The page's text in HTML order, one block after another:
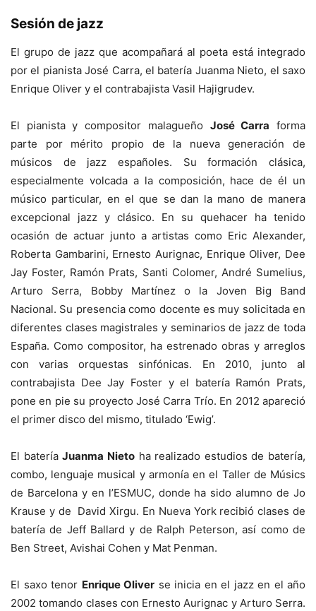
Sesión de jazz
El grupo de jazz que acompañará al poeta está integrado
por el pianista José Carra, el batería Juanma Nieto, el saxo
Enrique Oliver y el contrabajista Vasil Hajigrudev.
El pianista y compositor malagueño José Carra forma
parte por mérito propio de la nueva generación de
músicos de jazz españoles. Su formación clásica,
especialmente volcada a la composición, hace de él un
músico particular, en el que se dan la mano de manera
excepcional jazz y clásico. En su quehacer ha tenido
ocasión de actuar junto a artistas como Eric Alexander,
Roberta Gambarini, Ernesto Aurignac, Enrique Oliver, Dee
Jay Foster, Ramón Prats, Santi Colomer, André Sumelius,
Arturo Serra, Bobby Martínez o la Joven Big Band
Nacional. Su presencia como docente es muy solicitada en
diferentes clases magistrales y seminarios de jazz de toda
España. Como compositor, ha estrenado obras y arreglos
con varias orquestas sinfónicas. En 2010, junto al
contrabajista Dee Jay Foster y el batería Ramón Prats,
pone en pie su proyecto José Carra Trío. En 2012 apareció
el primer disco del mismo, titulado ‘Ewig’.
El bateríaJuanma Nietoha realizado estudios de batería,
combo, lenguaje musical y armonía en el Taller de Músics
de Barcelona y en l’ESMUC, donde ha sido alumno de Jo
Krause y de David Xirgu. En Nueva York recibió clases de
batería de Jeff Ballard y de Ralph Peterson, así como de
Ben Street, Avishai Cohen y Mat Penman.
El saxo tenor Enrique Oliver se inicia en el jazz en el año
2002 tomando clases con Ernesto Aurignac y Arturo Serra.